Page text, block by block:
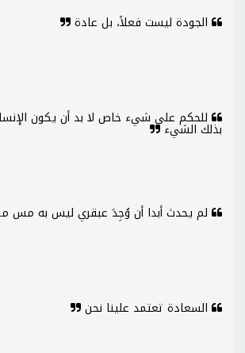
الجودة ليست فعلاً، بل عادة
للحكم على شيء خاص لا بد أن يكون
بذلك الشيء
لم يحدث أبدا أن وُجِدَ عبقري ليس به مس
السعادة تعتمد علينا نحن